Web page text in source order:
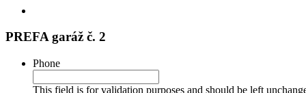
PREFA garáž č. 2
Phone
This field is for validation purposes and should be left